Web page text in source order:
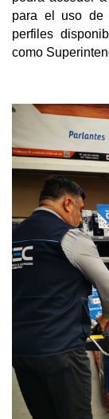
para el uso de
perfiles
como